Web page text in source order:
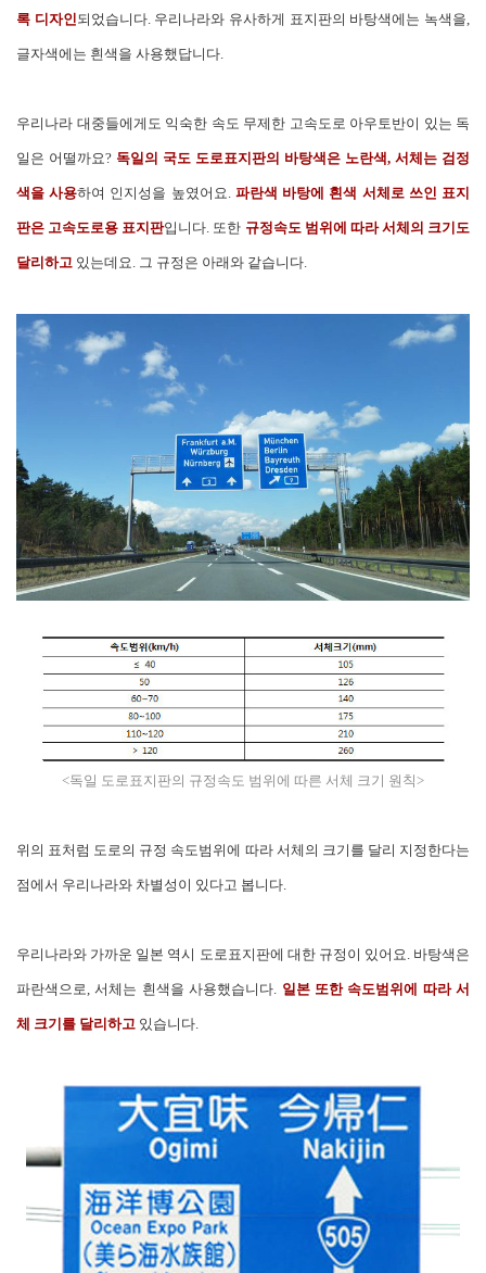
록 디자인되었습니다. 우리나라와 유사하게 표지판의 바탕색에는 녹색을,
글자색에는 흰색을 사용했답니다.
우리나라 대중들에게도 익숙한 속도 무제한 고속도로 아우토반이 있는 독
일은 어떨까요? 독일의 국도 도로표지판의 바탕색은 노란색, 서체는 검정
색을 사용하여 인지성을 높였어요. 파란색 바탕에 흰색 서체로 쓰인 표지
판은 고속도로용 표지판입니다. 또한 규정속도 범위에 따라 서체의 크기도
달리하고 있는데요. 그 규정은 아래와 같습니다.
<독일 도로표지판의 규정속도 범위에 따른 서체 크기 원칙>
위의 표처럼 도로의 규정 속도범위에 따라 서체의 크기를 달리 지정한다는
점에서 우리나라와 차별성이 있다고 봅니다.
우리나라와 가까운 일본 역시 도로표지판에 대한 규정이 있어요. 바탕색은
파란색으로, 서체는 흰색을 사용했습니다. 일본 또한 속도범위에 따라 서
체 크기를 달리하고 있습니다.